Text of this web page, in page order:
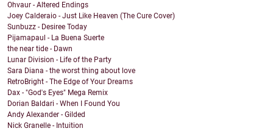
Ohvaur - Altered Endings
Joey Calderaio - Just Like Heaven (The Cure Cover)
Sunbuzz - Desiree Today
Pijamapaul - La Buena Suerte
the near tide - Dawn
Lunar Division - Life of the Party
Sara Diana - the worst thing about love
RetroBright - The Edge of Your Dreams
Dax - "God's Eyes" Mega Remix
Dorian Baldari - When I Found You
Andy Alexander - Gilded
Nick Granelle - Intuition